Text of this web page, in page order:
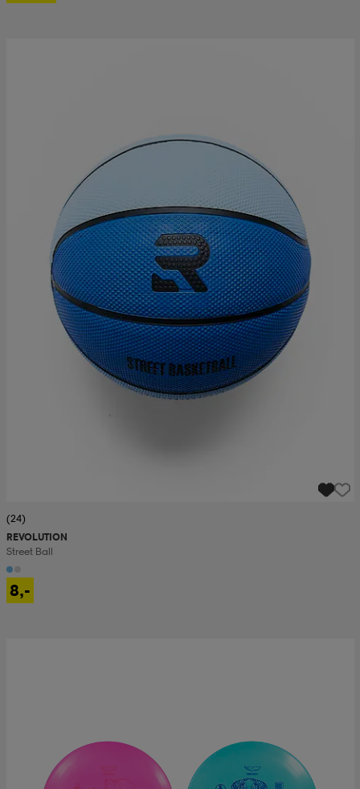
(24)
REVOLUTION
Street Ball
8,-